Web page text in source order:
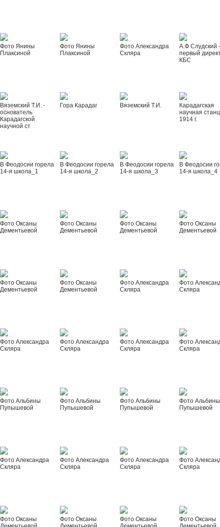
Фото Янины
Плаксиной
Фото Янины
Плаксиной
Фото Александра
Скляра
А.Ф Слудский
первый
КБС
Вяземский Т.И. -
основатель
Карадагской
научной ст
Гора Карадаг Вяземский Т.И.
Карадагская
научная
1914 г.
В Феодосии горела
14-я школа_1
В Феодосии горела
14-я школа_2
В Феодосии горела
14-я школа_3
В Феодосии
14-я школа_4
Фото Оксаны
Дементьевой
Фото Оксаны
Дементьевой
Фото Оксаны
Дементьевой
Фото Оксаны
Дементьевой
Фото Оксаны
Дементьевой
Фото Оксаны
Дементьевой
Фото Александра
Скляра
Фото
Скляра
Фото Александра
Скляра
Фото Александра
Скляра
Фото Александра
Скляра
Фото
Скляра
Фото Альбины
Пупышевой
Фото Альбины
Пупышевой
Фото Альбины
Пупышевой
Фото Альбины
Пупышевой
Фото Александра
Скляра
Фото Александра
Скляра
Фото Александра
Скляра
Фото
Скляра
Фото Оксаны
Фото Оксаны
Фото Оксаны
Фото Оксаны